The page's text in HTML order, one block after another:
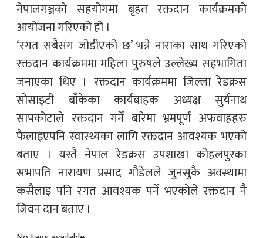
नेपालगञ्जको सहयोगमा बृहत रक्तदान कार्यक्रमको
आयोजना गरिएको हो ।
‘रगत सबैसंग जोडीएको छ’ भन्ने नाराका साथ गरिएको
रक्तदान कार्यक्रममा महिला पुरुषले उल्लेख्य सहभागिता
जनाएका थिए । रक्तदान कार्यक्रममा जिल्ला रेडक्रस
सोसाइटी बाँकेका कार्यबाहक अध्यक्ष सुर्यनाथ
सापकोटाले रक्तदान गर्ने बारेमा भ्रमपूर्ण अफवाहहरु
फैलाइएपनि स्वास्थ्यका लागि रक्तदान आवश्यक भएको
बताए । यस्तै नेपाल रेडक्रस उपशाखा कोहलपुरका
सभापति नारायण प्रसाद गौडेलले जुनसुकै अवस्थामा
कसैलाइ पनि रगत आवश्यक पर्ने भएकोले रक्तदान नै
जिवन दान बताए ।